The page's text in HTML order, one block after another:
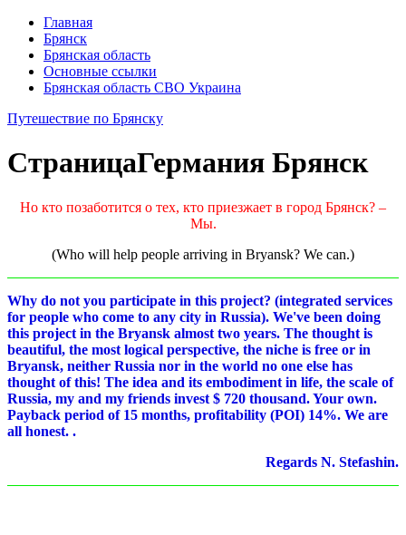
Главная
Брянск
Брянская область
Основные ссылки
Брянская область СВО Украина
Путешествие по Брянску
СтраницаГермания Брянск
Но кто позаботится о тех, кто приезжает в город Брянск? –
Мы.
(Who will help people arriving in Bryansk? We can.)
Why do not you participate in this project? (integrated services
for people who come to any city in Russia). We've been doing
this project in the Bryansk almost two years. The thought is
beautiful, the most logical perspective, the niche is free or in
Bryansk, neither Russia nor in the world no one else has
thought of this! The idea and its embodiment in life, the scale of
Russia, my and my friends invest $ 720 thousand. Your own.
Payback period of 15 months, profitability (POI) 14%. We are
all honest. .
Regards N. Stefashin.